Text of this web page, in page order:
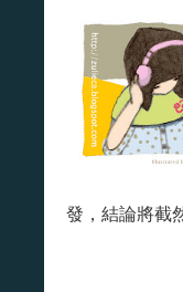
發，結論將截